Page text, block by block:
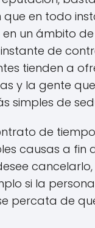
en todo
en un ámbito
de
tienden a
y la gente
simples de
de
causas a fin
si la
percata de